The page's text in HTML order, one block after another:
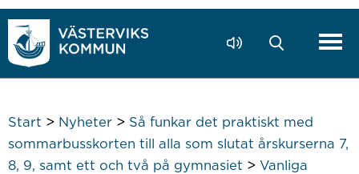
Start > Nyheter> Så funkar det praktiskt med
sommarbusskorten till alla som slutat årskurserna 7,
8, 9, samt ett och två på gymnasiet > Vanliga